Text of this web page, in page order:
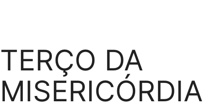
TERÇO DA
MISERICÓRDIA